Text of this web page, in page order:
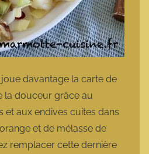
davantage la carte de
la douceur grâce au
et aux endives cuites dans
et de mélasse de
remplacer cette dernière